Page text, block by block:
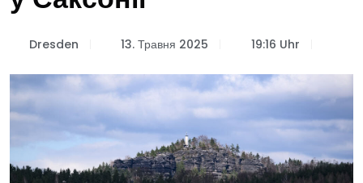
Dresden 13. Травня 2025 19:16 Uhr